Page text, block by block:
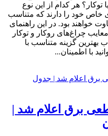
هر کدام از این نوع
خاص خود را دارند که متناسب
خواهند بود. در این راهنمای
چراغ‌های روکار و توکار
بهترین گزینه متناسب با
با اطمینان...
برق اعلام شد |